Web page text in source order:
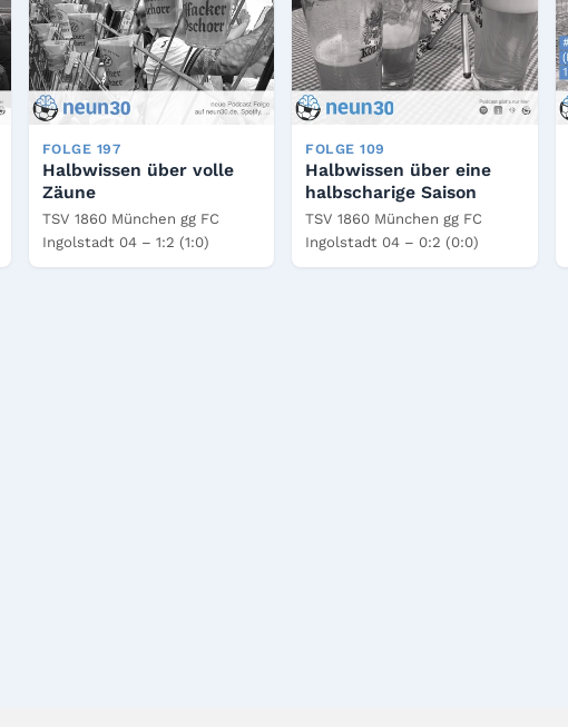
FOLGE 197
Halbwissen über volle
Zäune
TSV 1860 München gg FC
Ingolstadt 04 – 1:2 (1:0)
FOLGE 109
Halbwissen über eine
halbscharige Saison
TSV 1860 München gg FC
Ingolstadt 04 – 0:2 (0:0)